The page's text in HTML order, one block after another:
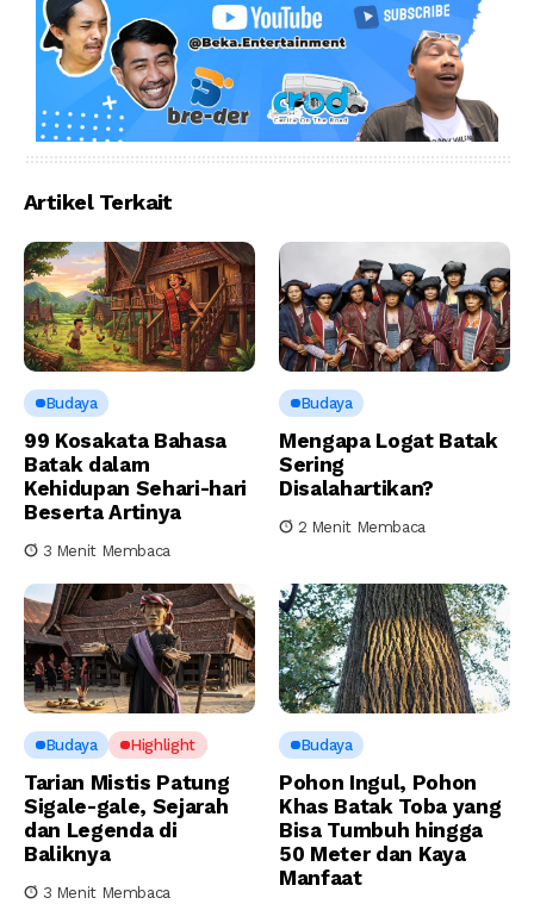
Artikel Terkait
Budaya
99 Kosakata Bahasa
Batak dalam
Kehidupan Sehari-hari
Beserta Artinya
3 Menit Membaca
Budaya
Mengapa Logat Batak
Sering
Disalahartikan?
2 Menit Membaca
Budaya Highlight
Tarian Mistis Patung
Sigale-gale, Sejarah
dan Legenda di
Baliknya
3 Menit Membaca
Budaya
Pohon Ingul, Pohon
Khas Batak Toba yang
Bisa Tumbuh hingga
50 Meter dan Kaya
Manfaat